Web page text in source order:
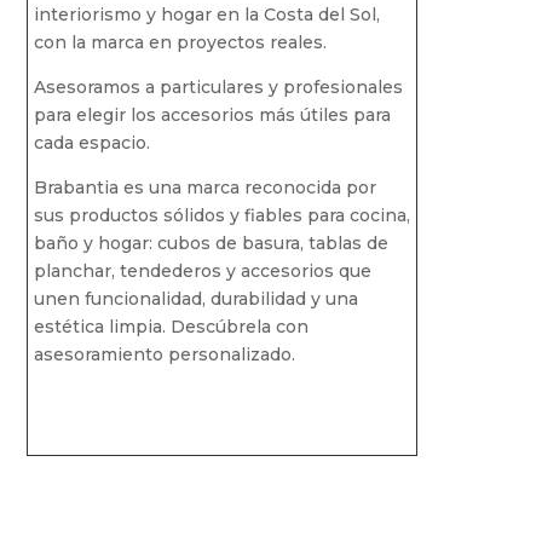
interiorismo y hogar en la Costa del Sol,
con la marca en proyectos reales.
Asesoramos a particulares y profesionales
para elegir los accesorios más útiles para
cada espacio.
Brabantia es una marca reconocida por
sus productos sólidos y fiables para cocina,
baño y hogar: cubos de basura, tablas de
planchar, tendederos y accesorios que
unen funcionalidad, durabilidad y una
estética limpia. Descúbrela con
asesoramiento personalizado.